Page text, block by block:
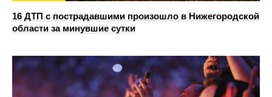
16 ДТП с пострадавшими произошло в Нижегородской
области за минувшие сутки